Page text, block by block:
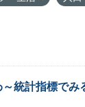
統計指標でみ